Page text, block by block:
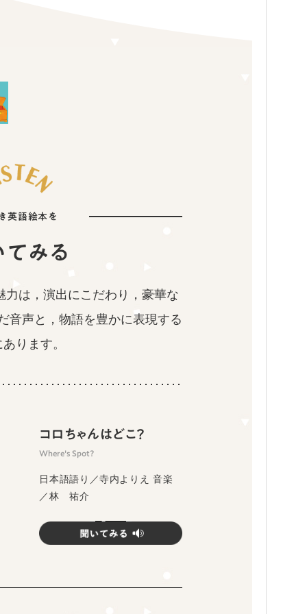
英語絵本を
てみる
力は，演出にこだわり，豪華な
音声と，物語を豊かに表現する
ります。
コロちゃんはどこ？
Where's Spot?
日本語語り／寺内よりえ 音楽
／林 祐介